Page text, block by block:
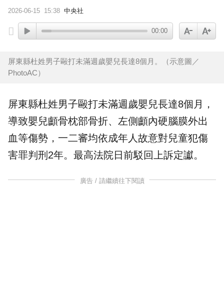
2026-06-15 15:38 中央社
00:00
屏東縣杜姓男子毆打未滿週歲嬰兒長達8個月。（示意圖／
PhotoAC）
屏東縣杜姓男子毆打未滿週歲嬰兒長達8個月，
導致嬰兒顱骨枕部骨折、左側顱內硬腦膜外出
血等傷勢，一二審均依成年人故意對兒童犯傷
害罪判刑2年。最高法院日前駁回上訴定讞。
廣告 / 請繼續往下閱讀